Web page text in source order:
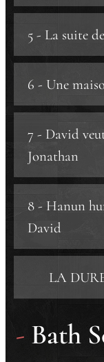
5 - La suite
b) Expansion.
b.1) Moab.
b.2) Tsoba.
b.3) Damas.
c) Alliance.
d) Le Sud
e) La structure
6 - Une
7 - David
Jonathan
8 - Hanun
David
▶️​ LA
- Bath